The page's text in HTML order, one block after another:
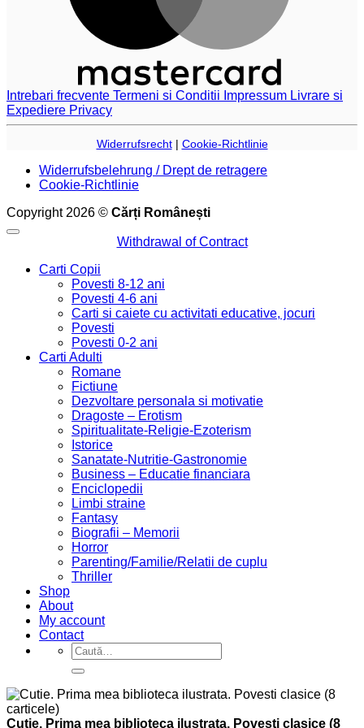
Intrebari frecvente Termeni si Conditii Impressum Livrare si
Expediere Privacy
Widerrufsrecht| Cookie-Richtlinie
Widerrufsbelehrung / Drept de retragere
Cookie-Richtlinie
Copyright 2026 © Cărți Românești
Withdrawal of Contract
Carti Copii
Povesti 8-12 ani
Povesti 4-6 ani
Carti si caiete cu activitati educative, jocuri
Povesti
Povesti 0-2 ani
Carti Adulti
Romane
Fictiune
Dezvoltare personala si motivatie
Dragoste – Erotism
Spiritualitate-Religie-Ezoterism
Istorice
Sanatate-Nutritie-Gastronomie
Business – Educatie financiara
Enciclopedii
Limbi straine
Fantasy
Biografii – Memorii
Horror
Parenting/Familie/Relatii de cuplu
Thriller
Shop
About
My account
Contact
Caută
după:
Cutie. Prima mea biblioteca ilustrata. Povesti clasice (8